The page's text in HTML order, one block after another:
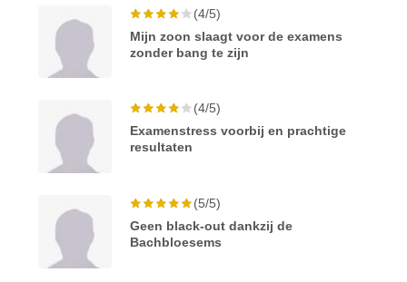
(4/5)
Mijn zoon slaagt voor de examens
zonder bang te zijn
(4/5)
Examenstress voorbij en prachtige
resultaten
(5/5)
Geen black-out dankzij de
Bachbloesems